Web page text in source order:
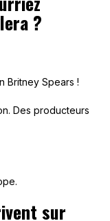
?
Britney Spears !
Des producteurs
sur